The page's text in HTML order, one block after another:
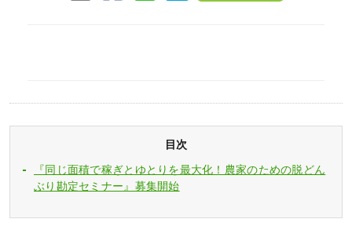
目次
『同じ面積で稼ぎとゆとりを最大化！農家のための脱どん
ぶり勘定セミナー』募集開始